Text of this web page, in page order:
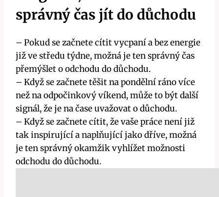
správný čas jít do důchodu
– Pokud se začnete cítit vycpaní a bez energie
již ve středu týdne, možná je ten správný čas
přemýšlet o odchodu do důchodu.
– Když se začnete těšit na pondělní ráno více
než na odpočinkový víkend, může to být další
signál, že je na čase uvažovat o důchodu.
– Když se začnete cítit, že vaše práce není již
tak inspirující a naplňující jako dříve, možná
je ten správný okamžik vyhlížet možnosti
odchodu do důchodu.